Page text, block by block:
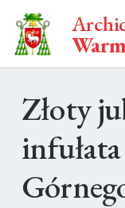
Złoty
infułata